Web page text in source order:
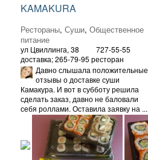
KAMAKURA
Рестораны, Суши, Общественное
питание
ул Цвиллинга, 38
727-55-55
доставка; 265-79-95 ресторан
Давно слышала положительные
отзывы о доставке суши
Камакура. И вот в субботу решила
сделать заказ, давно не баловали
себя роллами. Оставила заявку на ...